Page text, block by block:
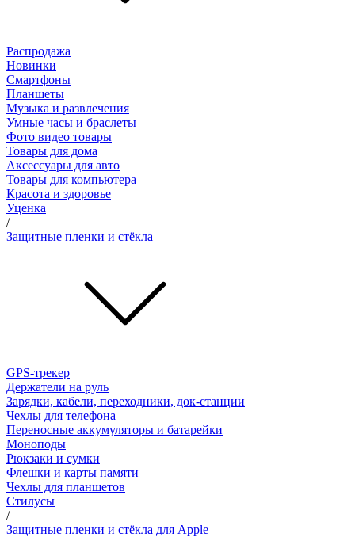
Распродажа
Новинки
Смартфоны
Планшеты
Музыка и развлечения
Умные часы и браслеты
Фото видео товары
Товары для дома
Аксессуары для авто
Товары для компьютера
Красота и здоровье
Уценка
/
Защитные пленки и стёкла
GPS-трекер
Держатели на руль
Зарядки, кабели, переходники, док-станции
Чехлы для телефона
Переносные аккумуляторы и батарейки
Моноподы
Рюкзаки и сумки
Флешки и карты памяти
Чехлы для планшетов
Стилусы
/
Защитные пленки и стёкла для Apple